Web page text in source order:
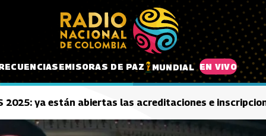
EMISORAS DE PAZ MUNDIAL EN VIVO
2025: ya están abiertas las acreditaciones e